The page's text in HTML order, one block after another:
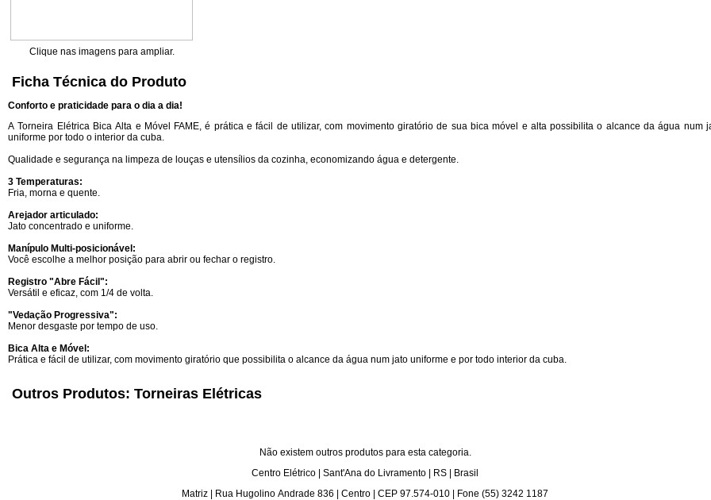
Clique nas imagens para ampliar.
Ficha Técnica do Produto
Conforto e praticidade para o dia a dia!
A Torneira Elétrica Bica Alta e Móvel FAME, é prática e fácil de utilizar, com movimento giratório de sua bica móvel e alta possibilita o alcance da água num
uniforme por todo o interior da cuba.
Qualidade e segurança na limpeza de louças e utensílios da cozinha, economizando água e detergente.
3 Temperaturas:
Fria, morna e quente.
Arejador articulado:
Jato concentrado e uniforme.
Manípulo Multi-posicionável:
Você escolhe a melhor posição para abrir ou fechar o registro.
Registro "Abre Fácil":
Versátil e eficaz, com 1/4 de volta.
"Vedação Progressiva":
Menor desgaste por tempo de uso.
Bica Alta e Móvel:
Prática e fácil de utilizar, com movimento giratório que possibilita o alcance da água num jato uniforme e por todo interior da cuba.
Outros Produtos: Torneiras Elétricas
Não existem outros produtos para esta categoria.
Centro Elétrico | Sant'Ana do Livramento | RS | Brasil
Matriz | Rua Hugolino Andrade 836 | Centro | CEP 97.574-010 | Fone (55) 3242 1187